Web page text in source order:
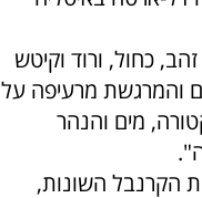
כחול, ורוד וקיטש
והמרגשת מרעיפה על
מים והנהר
הקרנבל השונות,